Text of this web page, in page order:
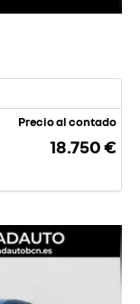
Precio al contado
18.750 €